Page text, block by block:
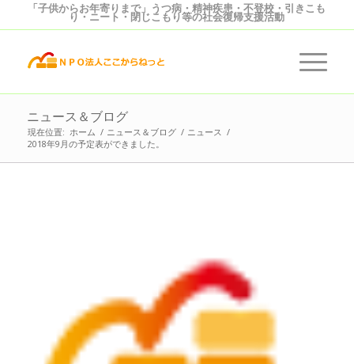
「子供からお年寄りまで」うつ病・精神疾患・不登校・引きこも
り・ニート・閉じこもり等の社会復帰支援活動
ニュース＆ブログ
現在位置: ホーム / ニュース＆ブログ / ニュース /
2018年9月の予定表ができました。